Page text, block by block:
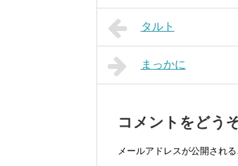
タルト
まっかに
コメントをどう
メールアドレスが公開される